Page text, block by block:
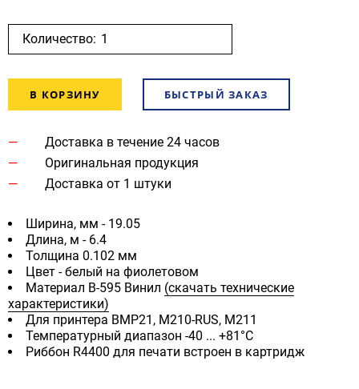
Количество:
В КОРЗИНУ БЫСТРЫЙ ЗАКАЗ
Доставка в течение 24 часов
Оригинальная продукция
Доставка от 1 штуки
Ширина, мм - 19.05
Длина, м - 6.4
Толщина 0.102 мм
Цвет - белый на фиолетовом
Материал B-595 Винил (скачать технические
характеристики)
Для принтера BMP21, M210-RUS, M211
Температурный диапазон -40 ... +81°С
Риббон R4400 для печати встроен в картридж